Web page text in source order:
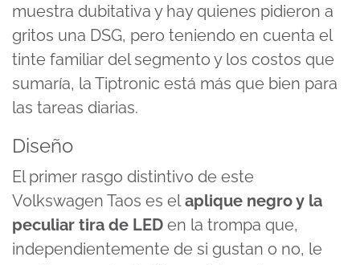
muestra dubitativa y hay quienes pidieron a
gritos una DSG, pero teniendo en cuenta el
tinte familiar del segmento y los costos que
sumaría, la Tiptronic está más que bien para
las tareas diarias.
Diseño
El primer rasgo distintivo de este
Volkswagen Taos es elaplique negro y la
peculiar tira de LED en la trompa que,
independientemente de si gustan o no, le